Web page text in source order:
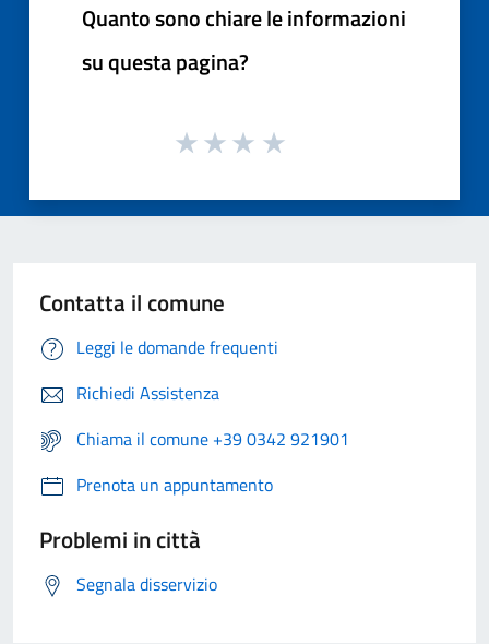
Quanto sono chiare le informazioni
su questa pagina?
Contatta il comune
Leggi le domande frequenti
Richiedi Assistenza
Chiama il comune +39 0342 921901
Prenota un appuntamento
Problemi in città
Segnala disservizio